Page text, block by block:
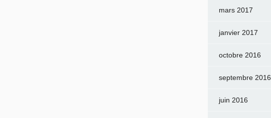
mars 2017
janvier 2017
octobre 2016
septembre 2016
juin 2016